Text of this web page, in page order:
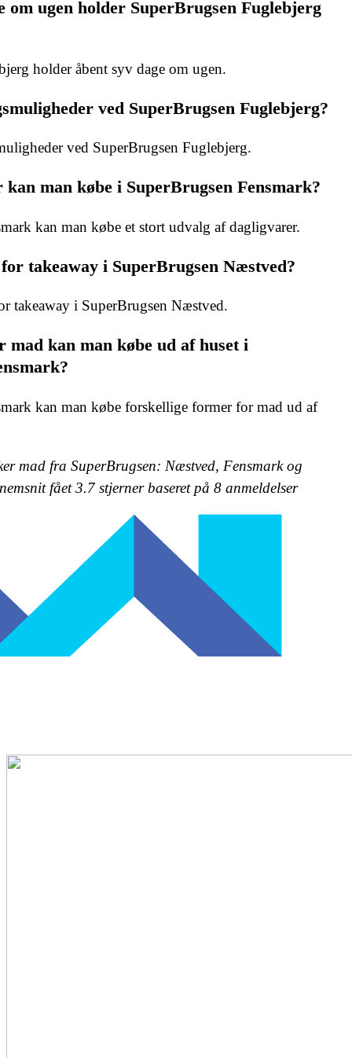
om ugen holder SuperBrugsen Fuglebjerg
holder åbent syv dage om ugen.
ved SuperBrugsen Fuglebjerg?
ved SuperBrugsen Fuglebjerg.
man købe i SuperBrugsen Fensmark?
kan man købe et stort udvalg af dagligvarer.
takeaway i SuperBrugsen Næstved?
takeaway i SuperBrugsen Næstved.
kan man købe ud af huset i
kan man købe forskellige former for mad ud af
mad fra SuperBrugsen: Næstved, Fensmark og
fået3.7 stjerner baseret på 8 anmeldelser